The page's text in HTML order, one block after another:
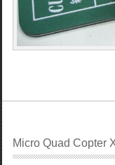
Micro Quad Copter